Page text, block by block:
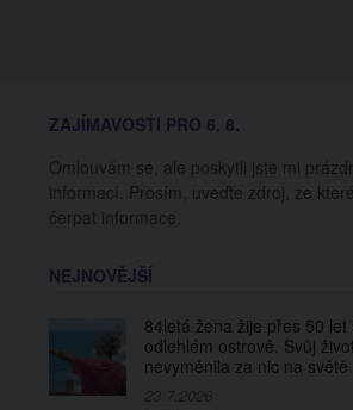
ZAJÍMAVOSTI PRO 6. 8.
Omlouvám se, ale poskytli jste mi
informací. Prosím, uveďte zdroj, ze
čerpat informace.
NEJNOVĚJŠÍ
84letá žena žije přes 50 let
odlehlém ostrově. Svůj
nevyměnila za nic na světě